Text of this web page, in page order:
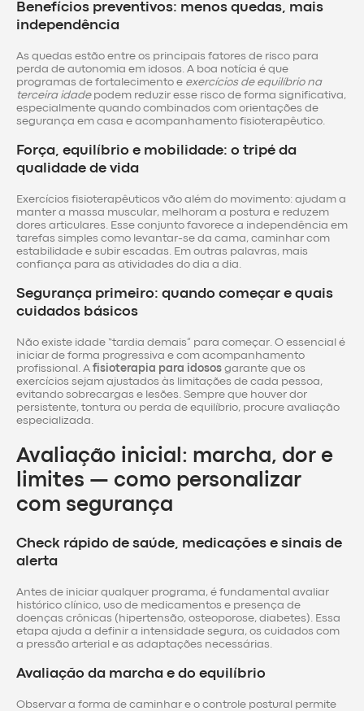
Benefícios preventivos: menos quedas, mais
independência
As quedas estão entre os principais fatores de risco para
perda de autonomia em idosos. A boa notícia é que
programas de fortalecimento e exercícios de equilíbrio na
terceira idadepodem reduzir esse risco de forma significativa,
especialmente quando combinados com orientações de
segurança em casa e acompanhamento fisioterapêutico.
Força, equilíbrio e mobilidade: o tripé da
qualidade de vida
Exercícios fisioterapêuticos vão além do movimento: ajudam a
manter a massa muscular, melhoram a postura e reduzem
dores articulares. Esse conjunto favorece a independência em
tarefas simples como levantar-se da cama, caminhar com
estabilidade e subir escadas. Em outras palavras, mais
confiança para as atividades do dia a dia.
Segurança primeiro: quando começar e quais
cuidados básicos
Não existe idade “tardia demais” para começar. O essencial é
iniciar de forma progressiva e com acompanhamento
profissional. A fisioterapia para idosos garante que os
exercícios sejam ajustados às limitações de cada pessoa,
evitando sobrecargas e lesões. Sempre que houver dor
persistente, tontura ou perda de equilíbrio, procure avaliação
especializada.
Avaliação inicial: marcha, dor e
limites — como personalizar
com segurança
Check rápido de saúde, medicações e sinais de
alerta
Antes de iniciar qualquer programa, é fundamental avaliar
histórico clínico, uso de medicamentos e presença de
doenças crônicas (hipertensão, osteoporose, diabetes). Essa
etapa ajuda a definir a intensidade segura, os cuidados com
a pressão arterial e as adaptações necessárias.
Avaliação da marcha e do equilíbrio
Observar a forma de caminhar e o controle postural permite